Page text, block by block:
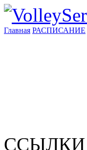
Главная РАСПИСАНИЕ
ССЫЛКИ